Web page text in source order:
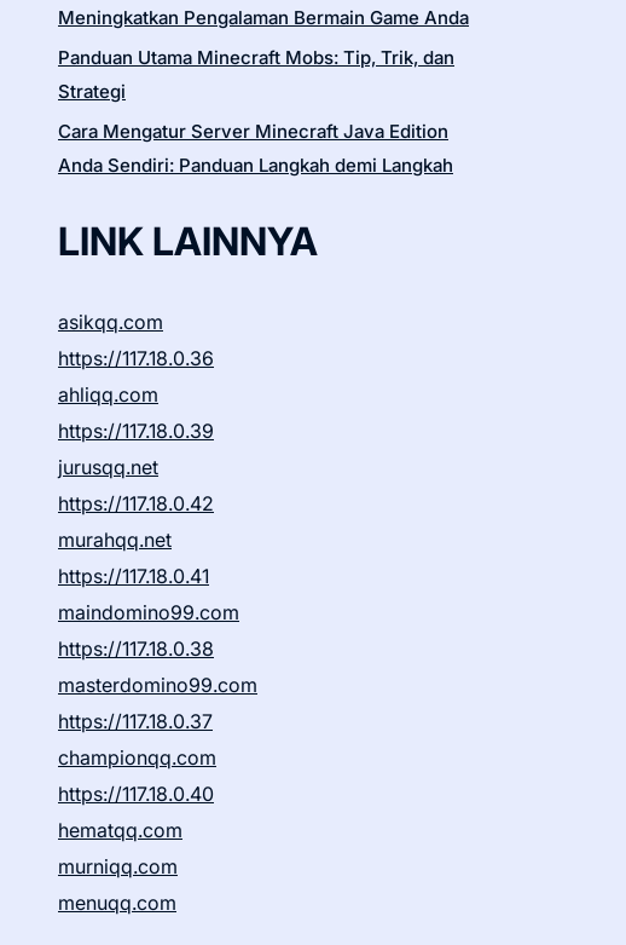
Meningkatkan Pengalaman Bermain Game Anda
Panduan Utama Minecraft Mobs: Tip, Trik, dan
Strategi
Cara Mengatur Server Minecraft Java Edition
Anda Sendiri: Panduan Langkah demi Langkah
LINK LAINNYA
asikqq.com
https://117.18.0.36
ahliqq.com
https://117.18.0.39
jurusqq.net
https://117.18.0.42
murahqq.net
https://117.18.0.41
maindomino99.com
https://117.18.0.38
masterdomino99.com
https://117.18.0.37
championqq.com
https://117.18.0.40
hematqq.com
murniqq.com
menuqq.com